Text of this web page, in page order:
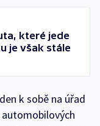
které jede
je však stále
k sobě na úřad